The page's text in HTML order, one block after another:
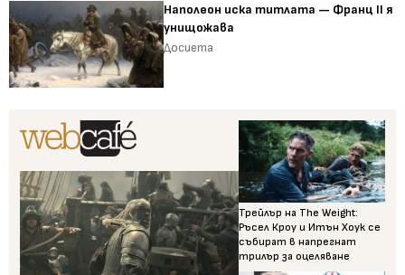
Наполеон иска титлата — Франц II я
унищожава
Досиета
Трейлър на The Weight:
Ръсел Кроу и Итън Хоук се
събират в напрегнат
трилър за оцеляване